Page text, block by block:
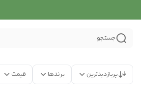
جستجو
پربازدیدترین برندها قیمت